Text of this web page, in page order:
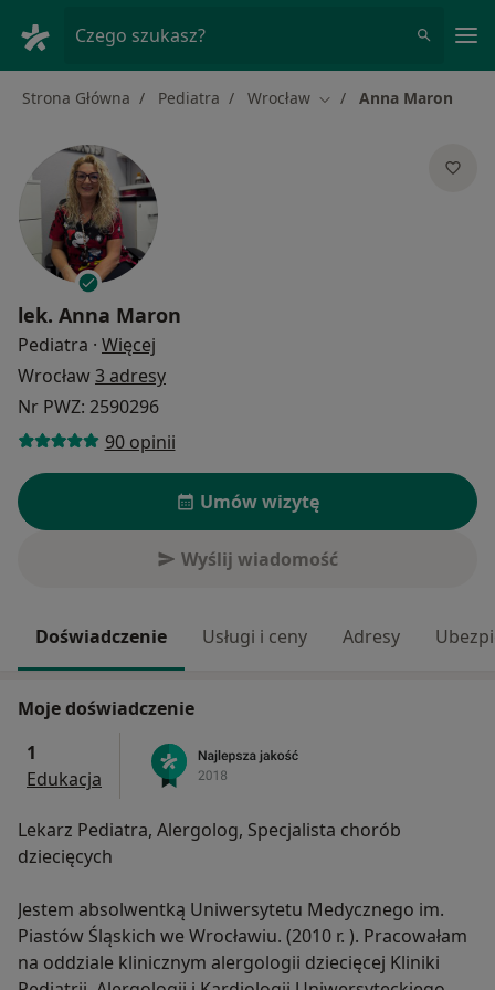
Czego szukasz?
Strona Główna Pediatra Wrocław Zmień miasto
Anna Maron
lek. Anna Maron
Pediatra · Więcej
Wrocław3 adresy
Nr PWZ: 2590296
90 opinii
Umów wizytę
Wyślij wiadomość
Doświadczenie Usługi i ceny Adresy
Moje doświadczenie
1
Edukacja
Lekarz Pediatra, Alergolog, Specjalista chorób
dziecięcych
Jestem absolwentką Uniwersytetu Medycznego im.
Piastów Śląskich we Wrocławiu. (2010 r. ). Pracowałam
na oddziale klinicznym alergologii dziecięcej Kliniki